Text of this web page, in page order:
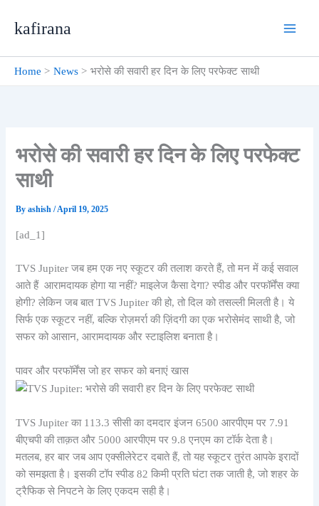
kafirana
Home News भरोसे की सवारी हर दिन के लिए परफेक्ट साथी
भरोसे की सवारी हर दिन के लिए परफेक्ट
साथी
Byashish/April 19, 2025
[ad_1]
TVS Jupiter जब हम एक नए स्कूटर की तलाश करते हैं, तो मन में कई सवाल
आते हैं आरामदायक होगा या नहीं? माइलेज कैसा देगा? स्पीड और परफॉर्मेंस क्या
होगी? लेकिन जब बात TVS Jupiter की हो, तो दिल को तसल्ली मिलती है। ये
सिर्फ एक स्कूटर नहीं, बल्कि रोज़मर्रा की ज़िंदगी का एक भरोसेमंद साथी है, जो
सफर को आसान, आरामदायक और स्टाइलिश बनाता है।
पावर और परफॉर्मेंस जो हर सफर को बनाएं खास
TVS Jupiter का 113.3 सीसी का दमदार इंजन 6500 आरपीएम पर 7.91
बीएचपी की ताक़त और 5000 आरपीएम पर 9.8 एनएम का टॉर्क देता है।
मतलब, हर बार जब आप एक्सीलेरेटर दबाते हैं, तो यह स्कूटर तुरंत आपके इरादों
को समझता है। इसकी टॉप स्पीड 82 किमी प्रति घंटा तक जाती है, जो शहर के
ट्रैफिक से निपटने के लिए एकदम सही है।